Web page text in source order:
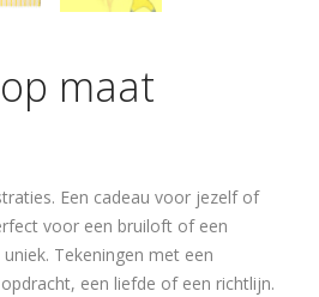
maat
Een cadeau voor jezelf of
voor een bruiloft of een
Tekeningen met een
een liefde of een richtlijn.